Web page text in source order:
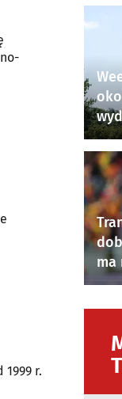
r.
ma